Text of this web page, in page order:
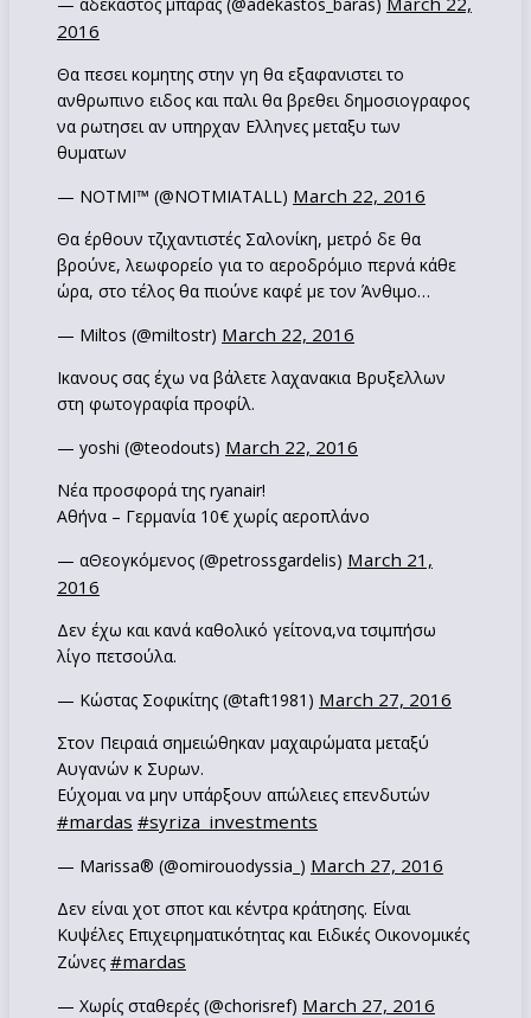
2016
Θα πεσει κομητης στην γη θα εξαφανιστει το
ανθρωπινο ειδος και παλι θα βρεθει δημοσιογραφος
να ρωτησει αν υπηρχαν Ελληνες μεταξυ των
θυματων
— ΝΟΤΜΙ™ (@NOTMIATALL) March 22, 2016
Θα έρθουν τζιχαντιστές Σαλονίκη, μετρό δε θα
βρούνε, λεωφορείο για το αεροδρόμιο περνά κάθε
ώρα, στο τέλος θα πιούνε καφέ με τον Άνθιμο…
— Miltos (@miltostr) March 22, 2016
Ικανους σας έχω να βάλετε λαχανακια Βρυξελλων
στη φωτογραφία προφίλ.
— yoshi (@teodouts) March 22, 2016
Νέα προσφορά της ryanair!
Αθήνα – Γερμανία 10€ χωρίς αεροπλάνο
— αΘεογκόμενος (@petrossgardelis) March 21,
2016
Δεν έχω και κανά καθολικό γείτονα,να τσιμπήσω
λίγο πετσούλα.
— Κώστας Σοφικίτης (@taft1981) March 27, 2016
Στον Πειραιά σημειώθηκαν μαχαιρώματα μεταξύ
Αυγανών κ Συρων.
Εύχομαι να μην υπάρξουν απώλειες επενδυτών
#mardas #syriza_investments
— Marissa® (@omirouodyssia_) March 27, 2016
Δεν είναι χοτ σποτ και κέντρα κράτησης. Είναι
Κυψέλες Επιχειρηματικότητας και Ειδικές Οικονομικές
Ζώνες #mardas
— Χωρίς σταθερές (@chorisref) March 27, 2016